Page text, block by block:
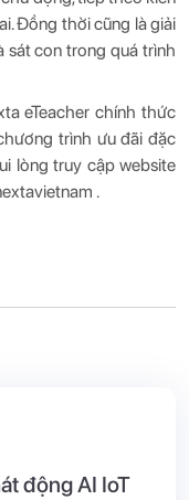
Đồng thời cũng là giải
sát con trong quá trình
eTeacher chính thức
trình ưu đãi đặc
lòng truy cập website
.
động AI IoT